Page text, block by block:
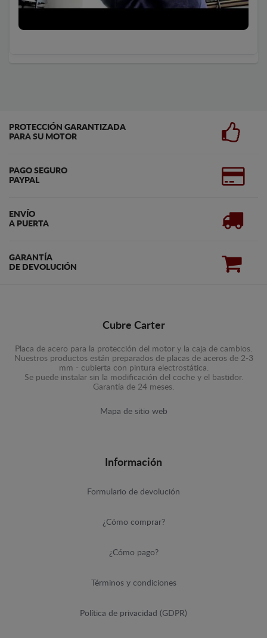
PROTECCIÓN GARANTIZADA
PARA SU MOTOR
PAGO SEGURO
PAYPAL
ENVÍO
A PUERTA
GARANTÍA
DE DEVOLUCIÓN
Cubre Carter
Placa de acero para la protección del motor y la caja de cambios.
Nuestros productos están preparados de placas de aceros de 2-3
mm - cubierta con pintura electrostática.
Se puede instalar sin la modificación del coche y el bastidor.
Garantía de 24 meses.
Mapa de sitio web
Información
Formulario de devolución
¿Cómo comprar?
¿Cómo pago?
Términos y condiciones
Política de privacidad (GDPR)